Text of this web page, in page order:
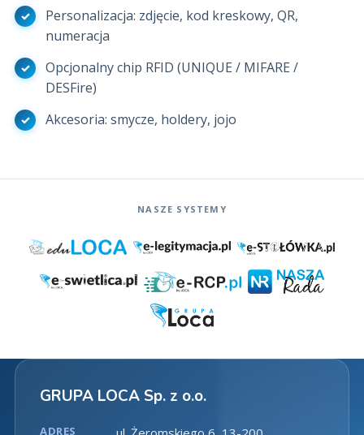
Personalizacja: zdjęcie, kod kreskowy, QR,
numeracja
Opcjonalny chip RFID (UNIQUE / MIFARE /
DESFire)
Akcesoria: smycze, holdery, jojo
NASZE SYSTEMY
GRUPA LOCA Sp. z o.o.
ADRES